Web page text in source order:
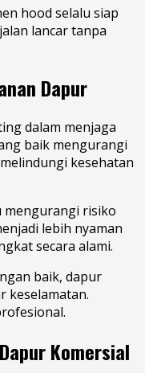
hood selalu siap
lancar tanpa
Dapur
dalam menjaga
baik mengurangi
kesehatan
mengurangi risiko
lebih nyaman
secara alami.
baik, dapur
keselamatan.
Komersial